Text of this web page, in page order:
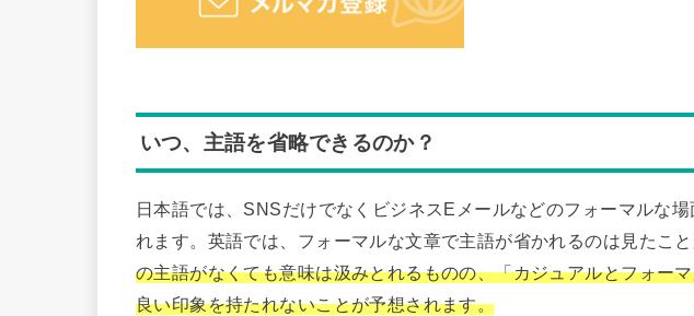
いつ、主語を省略できるのか？
日本語では、SNSだけでなくビジネスEメールなどのフォーマルな
れます。英語では、フォーマルな文章で主語が省かれるのは見たこと
の主語がなくても意味は汲みとれるものの、「カジュアルとフォー
良い印象を持たれないことが予想されます。